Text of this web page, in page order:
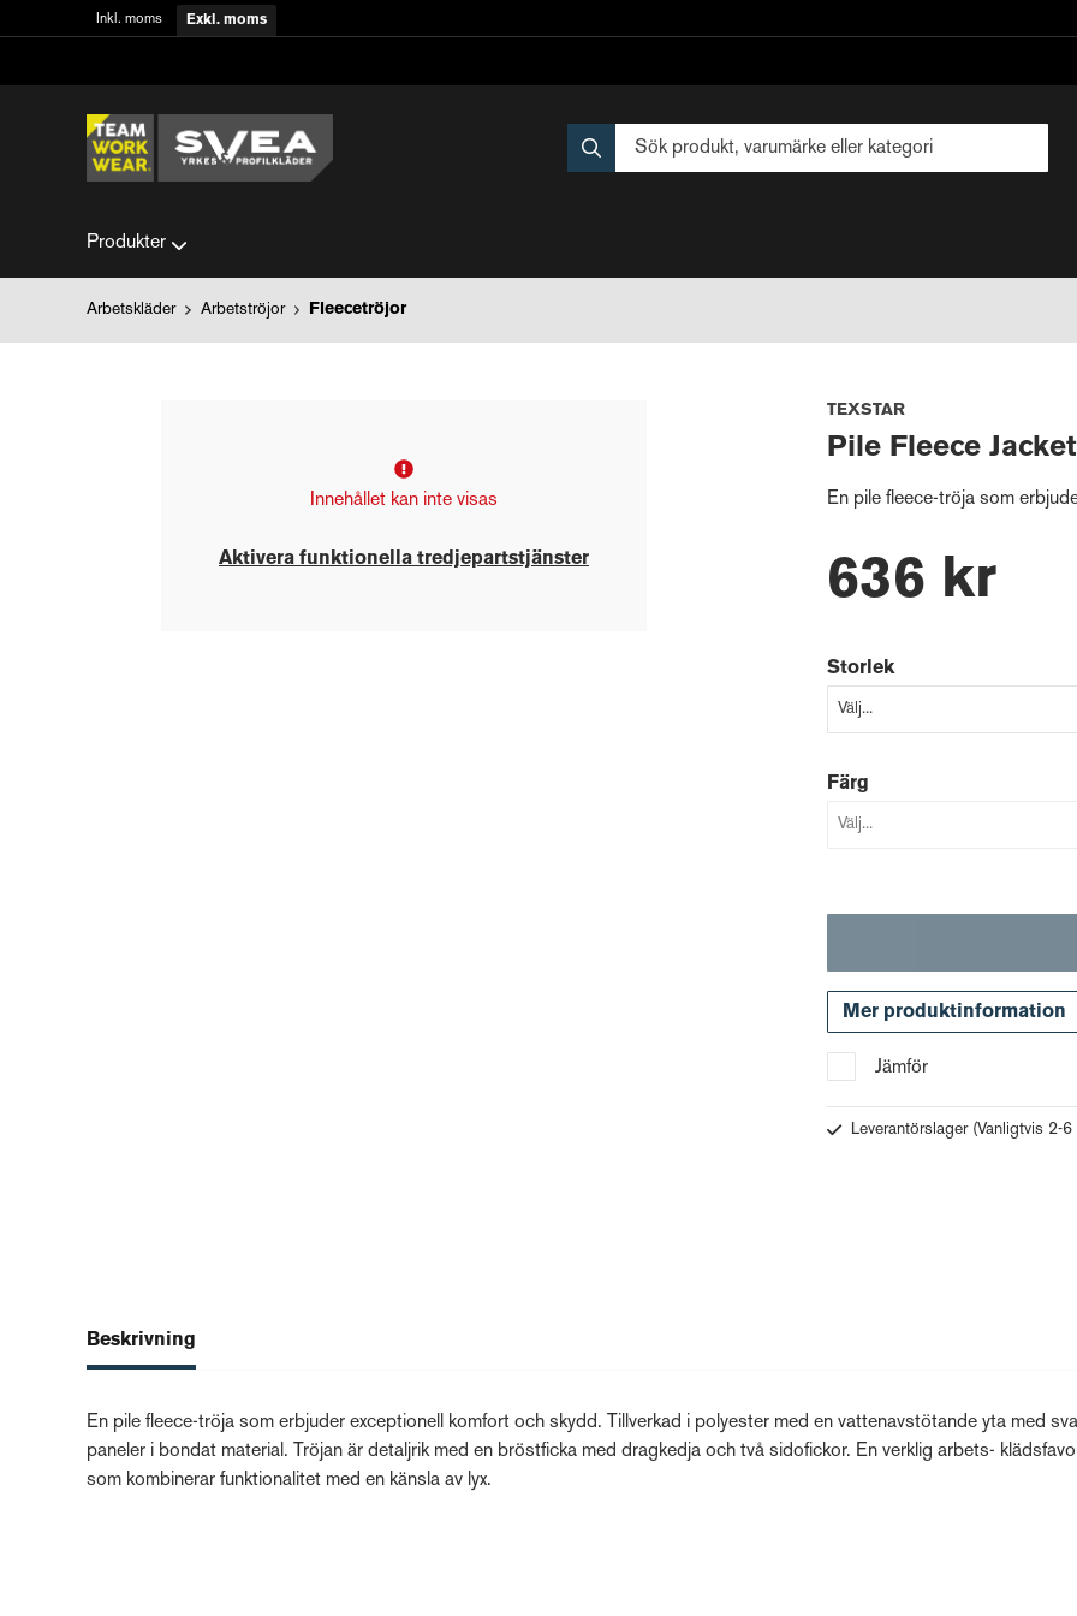
Inkl. moms Exkl. moms
Produkter
Arbetskläder Arbetströjor Fleecetröjor
Innehållet kan inte visas
Aktivera funktionella tredjepartstjänster
TEXSTAR
Pile Fleece Jacket
En pile fleece-tröja som
636 kr
Storlek
Färg
Mer produktinformation
Jämför
Leverantörslager (Vanligtvis 2-
Beskrivning
En pile fleece-tröja som erbjuder exceptionell komfort och skydd. Tillverkad i polyester med en vattenavstötande yta med
paneler i bondat material. Tröjan är detaljrik med en bröstficka med dragkedja och två sidofickor. En verklig arbets-
som kombinerar funktionalitet med en känsla av lyx.